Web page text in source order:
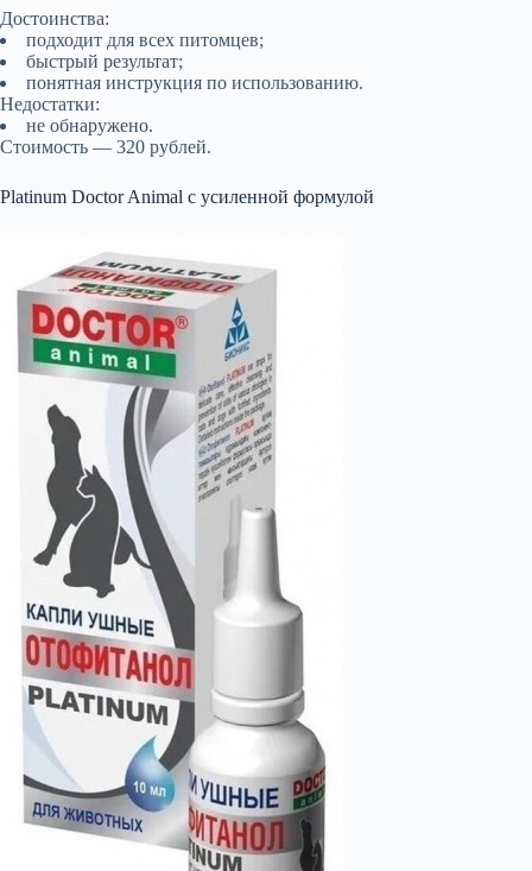
Достоинства:
подходит для всех питомцев;
быстрый результат;
понятная инструкция по использованию.
Недостатки:
не обнаружено.
Стоимость — 320 рублей.
Platinum Doctor Animal с усиленной формулой